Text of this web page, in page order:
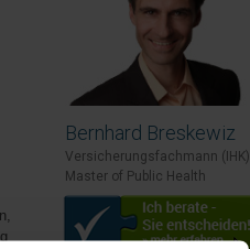
Bernhard Breskewiz
Versicherungsfachmann (IHK)
Master of Public Health